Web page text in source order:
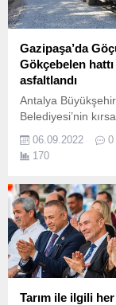
Gazipaşa’da
Gökçebelen hattı
asfaltlandı
Antalya Büyükşehir
Belediyesi’nin
seferberliği tüm
sürüyor.
06.09.2022
0
170
Tarım ile ilgili